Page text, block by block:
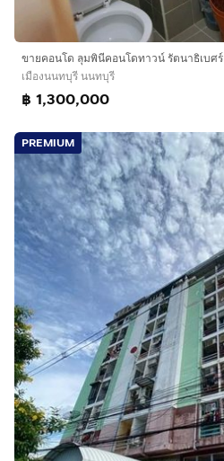
ขายคอนโด ลุมพินีคอนโดทาวน์ รัตนาธิเบศร์
เมืองนนทบุรี นนทบุรี
฿ 1,300,000
PREMIUM